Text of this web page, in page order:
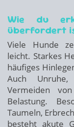
Wie du
überfordert
Viele Hunde
leicht. Starkes
häufiges
Auch
Vermeiden
Belastung.
Taumeln,
besteht akute